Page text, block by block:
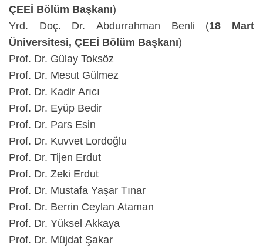
ÇEEİ Bölüm Başkanı)
Yrd. Doç. Dr. Abdurrahman Benli (18 Mart
Üniversitesi, ÇEEİ Bölüm Başkanı)
Prof. Dr. Gülay Toksöz
Prof. Dr. Mesut Gülmez
Prof. Dr. Kadir Arıcı
Prof. Dr. Eyüp Bedir
Prof. Dr. Pars Esin
Prof. Dr. Kuvvet Lordoğlu
Prof. Dr. Tijen Erdut
Prof. Dr. Zeki Erdut
Prof. Dr. Mustafa Yaşar Tınar
Prof. Dr. Berrin Ceylan Ataman
Prof. Dr. Yüksel Akkaya
Prof. Dr. Müjdat Şakar